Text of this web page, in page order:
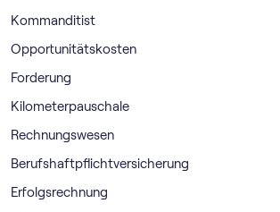
Kommanditist
Opportunitätskosten
Forderung
Kilometerpauschale
Rechnungswesen
Berufshaftpflichtversicherung
Erfolgsrechnung